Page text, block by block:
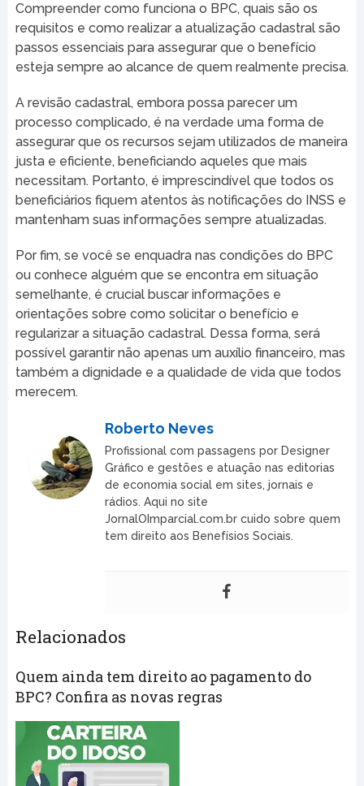
Compreender como funciona o BPC, quais são os
requisitos e como realizar a atualização cadastral são
passos essenciais para assegurar que o benefício
esteja sempre ao alcance de quem realmente precisa.
A revisão cadastral, embora possa parecer um
processo complicado, é na verdade uma forma de
assegurar que os recursos sejam utilizados de maneira
justa e eficiente, beneficiando aqueles que mais
necessitam. Portanto, é imprescindível que todos os
beneficiários fiquem atentos às notificações do INSS e
mantenham suas informações sempre atualizadas.
Por fim, se você se enquadra nas condições do BPC
ou conhece alguém que se encontra em situação
semelhante, é crucial buscar informações e
orientações sobre como solicitar o benefício e
regularizar a situação cadastral. Dessa forma, será
possível garantir não apenas um auxílio financeiro, mas
também a dignidade e a qualidade de vida que todos
merecem.
Roberto Neves
Profissional com passagens por Designer
Gráfico e gestões e atuação nas editorias
de economia social em sites, jornais e
rádios. Aqui no site
JornalOImparcial.com.br cuido sobre quem
tem direito aos Benefísios Sociais.
Relacionados
Quem ainda tem direito ao pagamento do
BPC? Confira as novas regras